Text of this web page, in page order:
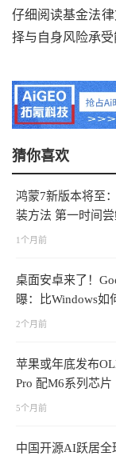
仔细阅读基金法
择与自身风险承受
猜你喜欢
鸿蒙7新版本将至
装方法 第一时间
1个月前
桌面安卓来了！
曝：比Windows如
2个月前
苹果或年底发布
Pro 配M6系列芯片
5个月前
中国开源AI跃居全